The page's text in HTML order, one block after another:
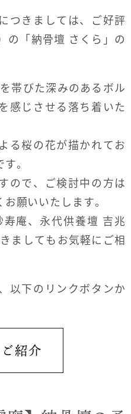
つきましては、ご好評
の「納骨壇 さくら」の
帯びた深みのあるボル
感じさせる落ち着いた
る桜の花が描かれてお
。
ので、ご検討中の方は
願いいたします。
庵、永代供養壇 吉兆
ましてもお気軽にご相
以下のリンクボタンか
紹介